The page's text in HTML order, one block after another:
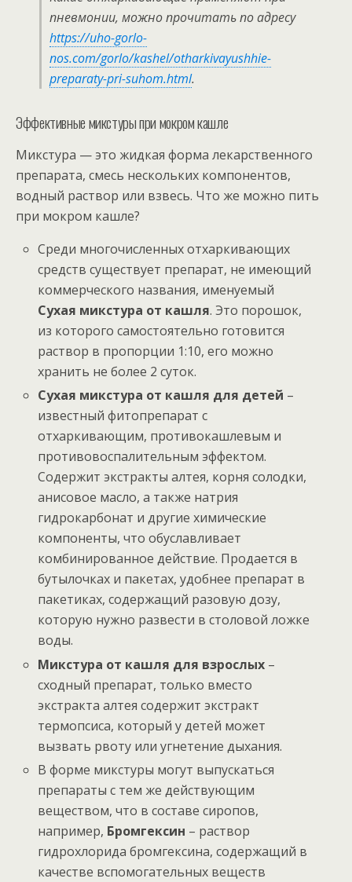
пневмонии, можно прочитать по адресу
https://uho-gorlo-
nos.com/gorlo/kashel/otharkivayushhie-
preparaty-pri-suhom.html.
Эффективные микстуры при мокром кашле
Микстура — это жидкая форма лекарственного
препарата, смесь нескольких компонентов,
водный раствор или взвесь. Что же можно пить
при мокром кашле?
Среди многочисленных отхаркивающих
средств существует препарат, не имеющий
коммерческого названия, именуемый
Сухая микстура от кашля. Это порошок,
из которого самостоятельно готовится
раствор в пропорции 1:10, его можно
хранить не более 2 суток.
Сухая микстура от кашля для детей –
известный фитопрепарат с
отхаркивающим, противокашлевым и
противовоспалительным эффектом.
Содержит экстракты алтея, корня солодки,
анисовое масло, а также натрия
гидрокарбонат и другие химические
компоненты, что обуславливает
комбинированное действие. Продается в
бутылочках и пакетах, удобнее препарат в
пакетиках, содержащий разовую дозу,
которую нужно развести в столовой ложке
воды.
Микстура от кашля для взрослых –
сходный препарат, только вместо
экстракта алтея содержит экстракт
термопсиса, который у детей может
вызвать рвоту или угнетение дыхания.
В форме микстуры могут выпускаться
препараты с тем же действующим
веществом, что в составе сиропов,
например, Бромгексин – раствор
гидрохлорида бромгексина, содержащий в
качестве вспомогательных веществ